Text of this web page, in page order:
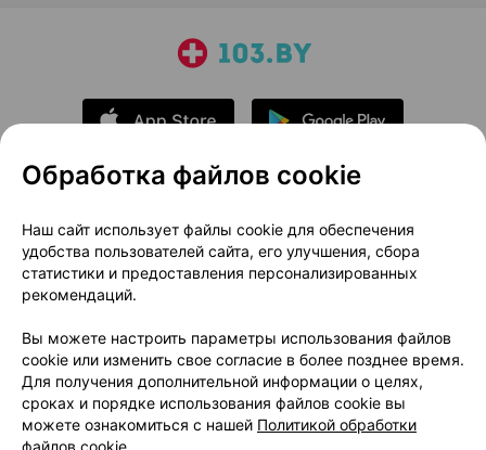
О проекте
Новости проекта
Размещение рекламы
Медицинский маркетинг
Публичный договор
Доставка
Способы оплаты
Вакансии
Партнеры
Написать руководителю 103.by
Написать в поддержку
Персональные настройки Cookie
Обработка файлов cookie
Наш сайт использует файлы cookie для обеспечения
удобства пользователей сайта, его улучшения, сбора
статистики и предоставления персонализированных
рекомендаций.
Вы можете настроить параметры использования файлов
cookie или изменить свое согласие в более позднее время.
Для получения дополнительной информации о целях,
сроках и порядке использования файлов cookie вы
можете ознакомиться с нашей Политикой обработки
файлов cookie